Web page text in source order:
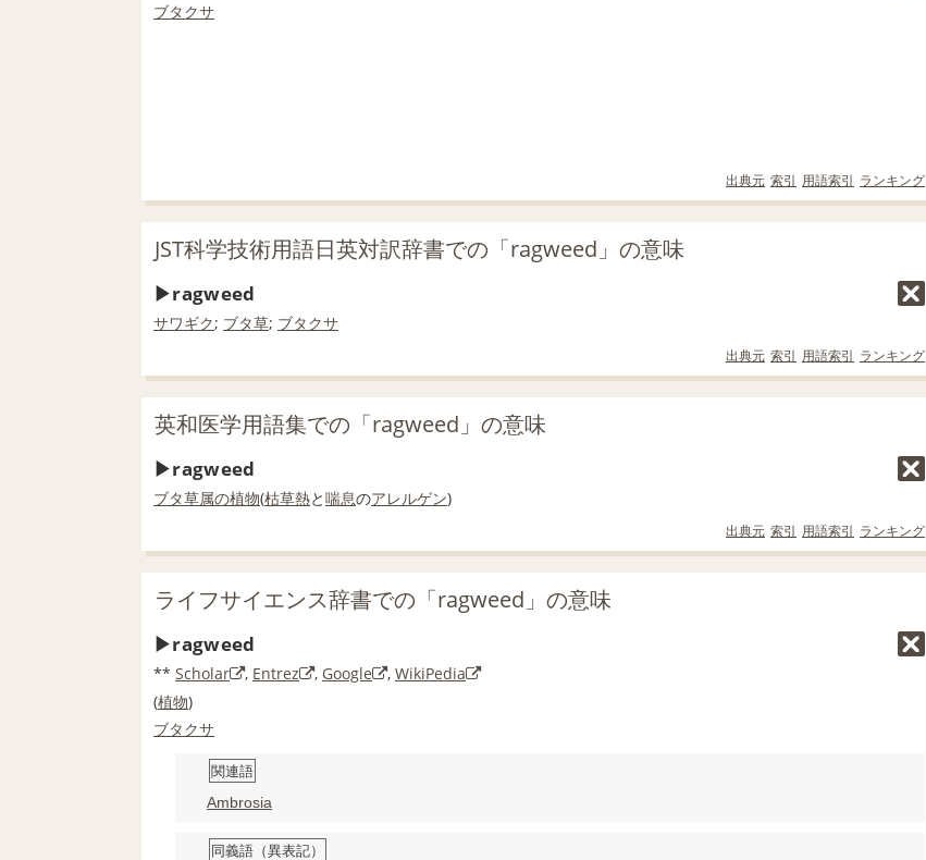
ブタクサ
出典元 索引 用語索引 ランキング
JST科学技術用語日英対訳辞書での「ragweed」の意味
ragweed
サワギク; ブタ草; ブタクサ
出典元 索引 用語索引 ランキング
英和医学用語集での「ragweed」の意味
ragweed
ブタ草属の植物(枯草熱と喘息のアレルゲン)
出典元 索引 用語索引 ランキング
ライフサイエンス辞書での「ragweed」の意味
ragweed
** Scholar , Entrez , Google , WikiPedia
(植物)
ブタクサ
関連語
Ambrosia
同義語（異表記）